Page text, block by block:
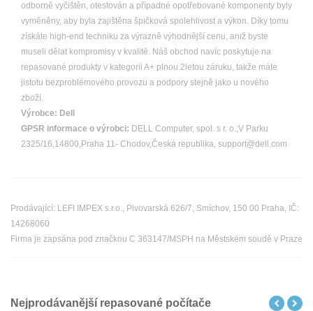
odborně vyčištěn, otestován a případné opotřebované komponenty byly
vyměněny, aby byla zajištěna špičková spolehlivost a výkon. Díky tomu
získáte high-end techniku za výrazně výhodnější cenu, aniž byste
museli dělat kompromisy v kvalitě. Náš obchod navíc poskytuje na
repasované produkty v kategorii A+ plnou 2letou záruku, takže máte
jistotu bezproblémového provozu a podpory stejně jako u nového
zboží.
Výrobce: Dell
GPSR informace o výrobci: DELL Computer, spol. s r. o.;V Parku
2325/16,14800,Praha 11- Chodov,Česká republika, support@dell.com
Prodávající: LEFI IMPEX s.r.o., Pivovarská 626/7, Smíchov, 150 00 Praha, IČ:
14268060
Firma je zapsána pod značkou C 363147/MSPH na Městském soudě v Praze
Nejprodávanější repasované počítače